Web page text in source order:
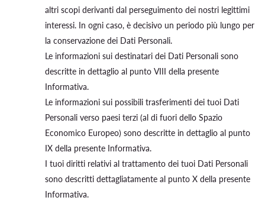
altri scopi derivanti dal perseguimento dei nostri legittimi
interessi. In ogni caso, è decisivo un periodo più lungo per
la conservazione dei Dati Personali.
Le informazioni sui destinatari dei Dati Personali sono
descritte in dettaglio al punto VIII della presente
Informativa.
Le informazioni sui possibili trasferimenti dei tuoi Dati
Personali verso paesi terzi (al di fuori dello Spazio
Economico Europeo) sono descritte in dettaglio al punto
IX della presente Informativa.
I tuoi diritti relativi al trattamento dei tuoi Dati Personali
sono descritti dettagliatamente al punto X della presente
Informativa.